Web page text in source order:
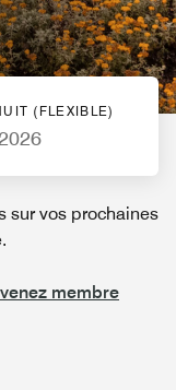
Boston
(FLEXIBLE)
sur vos prochaines
membre